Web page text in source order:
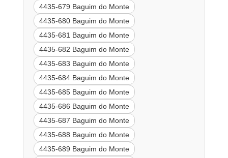
4435-679 Baguim do Monte
4435-680 Baguim do Monte
4435-681 Baguim do Monte
4435-682 Baguim do Monte
4435-683 Baguim do Monte
4435-684 Baguim do Monte
4435-685 Baguim do Monte
4435-686 Baguim do Monte
4435-687 Baguim do Monte
4435-688 Baguim do Monte
4435-689 Baguim do Monte